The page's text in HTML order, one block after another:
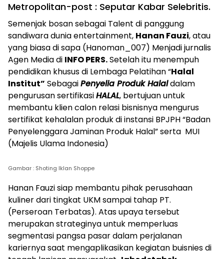
Metropolitan-post : Seputar Kabar Selebritis.
Semenjak bosan sebagai Talent di panggung
sandiwara dunia entertainment, Hanan Fauzi, atau
yang biasa di sapa (Hanoman_007) Menjadi jurnalis
Agen Media di INFO PERS.Setelah itu menempuh
pendidikan khusus di Lembaga Pelatihan “Halal
Institut” SebagaiPenyelia Produk Halaldalam
pengurusan sertifikasiHALAL, bertujuan untuk
membantu klien calon relasi bisnisnya mengurus
sertifikat kehalalan produk di instansi BPJPH “Badan
Penyelenggara Jaminan Produk Halal” serta MUI
(Majelis Ulama Indonesia)
Gambar : Shoting Iklan Shoppe
Hanan Fauzi siap membantu pihak perusahaan
kuliner dari tingkat UKM sampai tahap PT.
(Perseroan Terbatas). Atas upaya tersebut
merupakan strateginya untuk memperluas
segmentasi pangsa pasar dalam perjalanan
kariernya saat mengaplikasikan kegiatan buisnies di